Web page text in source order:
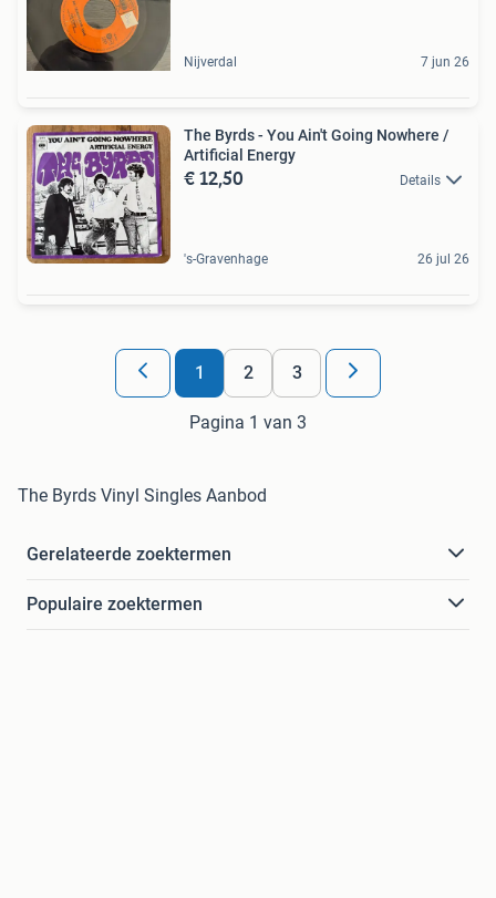
Nijverdal 7 jun 26
The Byrds - You Ain't Going Nowhere /
Artificial Energy
€ 12,50 Details
's-Gravenhage 26 jul 26
1 2 3
Pagina 1 van 3
The Byrds Vinyl Singles Aanbod
Gerelateerde zoektermen
Populaire zoektermen